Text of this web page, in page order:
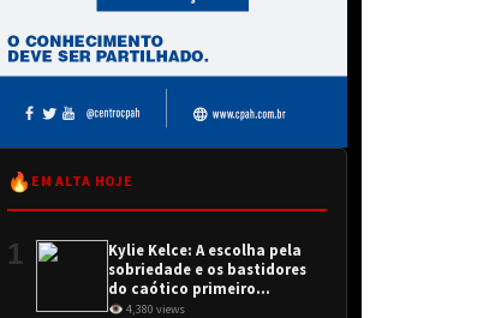
🔥 EM ALTA HOJE
1
Kylie Kelce: A escolha pela
sobriedade e os bastidores
do caótico primeiro
encontro
👁 4,380 views